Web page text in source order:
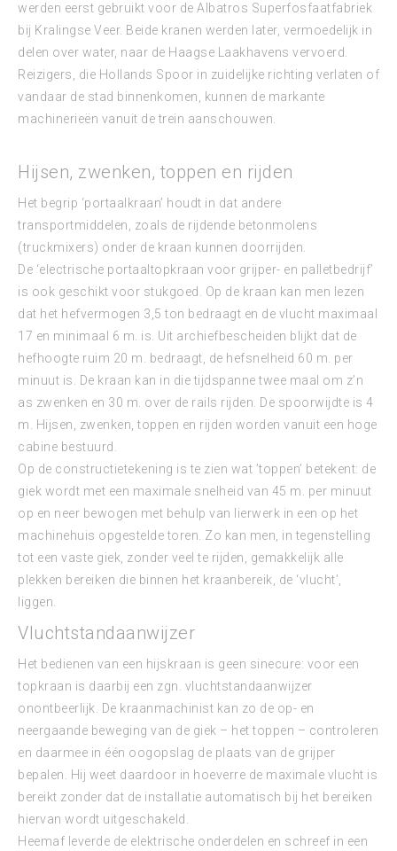
werden eerst gebruikt voor de Albatros Superfosfaatfabriek
bij Kralingse Veer. Beide kranen werden later, vermoedelijk in
delen over water, naar de Haagse Laakhavens vervoerd.
Reizigers, die Hollands Spoor in zuidelijke richting verlaten of
vandaar de stad binnenkomen, kunnen de markante
machinerieën vanuit de trein aanschouwen.
Hijsen, zwenken, toppen en rijden
Het begrip ‘portaalkraan’ houdt in dat andere
transportmiddelen, zoals de rijdende betonmolens
(truckmixers) onder de kraan kunnen doorrijden.
De ‘electrische portaaltopkraan voor grijper- en palletbedrijf’
is ook geschikt voor stukgoed. Op de kraan kan men lezen
dat het hefvermogen 3,5 ton bedraagt en de vlucht maximaal
17 en minimaal 6 m. is. Uit archiefbescheiden blijkt dat de
hefhoogte ruim 20 m. bedraagt, de hefsnelheid 60 m. per
minuut is. De kraan kan in die tijdspanne twee maal om z’n
as zwenken en 30 m. over de rails rijden. De spoorwijdte is 4
m. Hijsen, zwenken, toppen en rijden worden vanuit een hoge
cabine bestuurd.
Op de constructietekening is te zien wat ’toppen’ betekent: de
giek wordt met een maximale snelheid van 45 m. per minuut
op en neer bewogen met behulp van lierwerk in een op het
machinehuis opgestelde toren. Zo kan men, in tegenstelling
tot een vaste giek, zonder veel te rijden, gemakkelijk alle
plekken bereiken die binnen het kraanbereik, de ‘vlucht’,
liggen.
Vluchtstandaanwijzer
Het bedienen van een hijskraan is geen sinecure: voor een
topkraan is daarbij een zgn. vluchtstandaanwijzer
onontbeerlijk. De kraanmachinist kan zo de op- en
neergaande beweging van de giek – het toppen – controleren
en daarmee in één oogopslag de plaats van de grijper
bepalen. Hij weet daardoor in hoeverre de maximale vlucht is
bereikt zonder dat de installatie automatisch bij het bereiken
hiervan wordt uitgeschakeld.
Heemaf leverde de elektrische onderdelen en schreef in een